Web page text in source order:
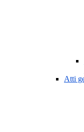
Atti